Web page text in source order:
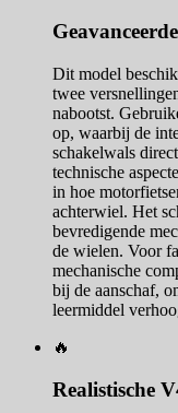
Dit model
twee
nabootst.
op, waarbij de
schakelwals
technische
in hoe
achterwiel. Het
bevredigende
de wielen. Voor
mechanische
bij de aanschaf,
leermiddel
🔥
Realistische